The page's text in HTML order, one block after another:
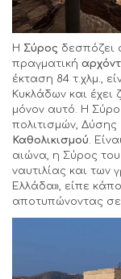
Η Σύρος δεσπόζει
πραγματική
έκταση 84 τ.χλμ.,
Κυκλάδων και έχει
μόνον αυτό. Η
πολιτισμών, Δύσης
Καθολικισμού.
αιώνα, η Σύρος
ναυτιλίας και των
Ελλάδα», είπε
αποτυπώνοντας σε